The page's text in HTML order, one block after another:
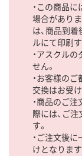
・この商品
場合があり
は、商品到
ルにて印刷
・アスクル
せん。
・お客様の
交換はお受
・商品のご
際には、ご
す。
・ご注文後
けとなります